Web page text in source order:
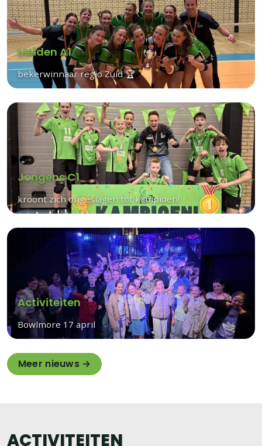
Meiden A1
bekerwinnaar regio Zuid 🏆
Jongens C1
kroont zich ongeslagen tot kampioen!
Activiteiten
Bowlmore 17 april
Meer nieuws →
ACTIVITEITEN